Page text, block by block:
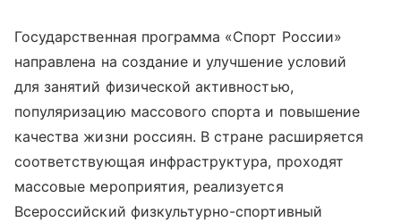
Государственная программа «Спорт России»
направлена на создание и улучшение условий
для занятий физической активностью,
популяризацию массового спорта и повышение
качества жизни россиян. В стране расширяется
соответствующая инфраструктура, проходят
массовые мероприятия, реализуется
Всероссийский физкультурно-спортивный